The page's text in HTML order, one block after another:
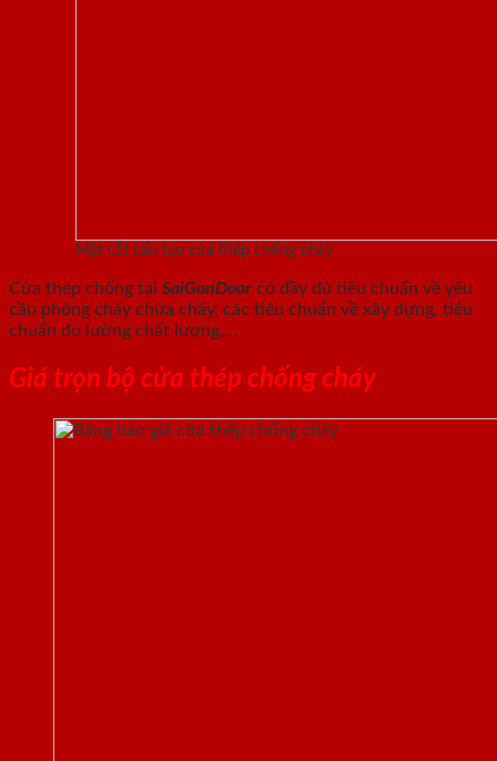
Mặt cắt cấu tạo cửa thép chống cháy
Cửa thép chống tại SaiGonDoor có đầy đủ tiêu chuẩn về yêu
cầu phòng cháy chữa cháy, các tiêu chuẩn về xây dựng, tiêu
chuẩn đo lường chất lượng,…
Giá trọn bộ cửa thép chống cháy